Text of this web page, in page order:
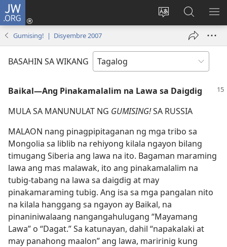
JW.ORG
Baguhin
ng
Mag-
log
bubukas
window)
sa
JW.ORG
Gumising! | Disyembre 2007
BASAHIN SA WIKANG
Baikal​—Ang Pinakamalalim na Lawa sa Daigdig
MULA SA MANUNULAT NG GUMISING!SA RUSSIA
MALAON nang pinagpipitaganan ng mga tribo sa
Mongolia sa liblib na rehiyong kilala ngayon bilang
timugang Siberia ang lawa na ito. Bagaman maraming
lawa ang mas malawak, ito ang pinakamalalim na
tubig-tabang na lawa sa daigdig at may
pinakamaraming tubig. Ang isa sa mga pangalan nito
na kilala hanggang sa ngayon ay Baikal, na
pinaniniwalaang nangangahulugang “Mayamang
Lawa” o “Dagat.” Sa katunayan, dahil “napakalaki at
may panahong maalon” ang lawa, maririnig kung